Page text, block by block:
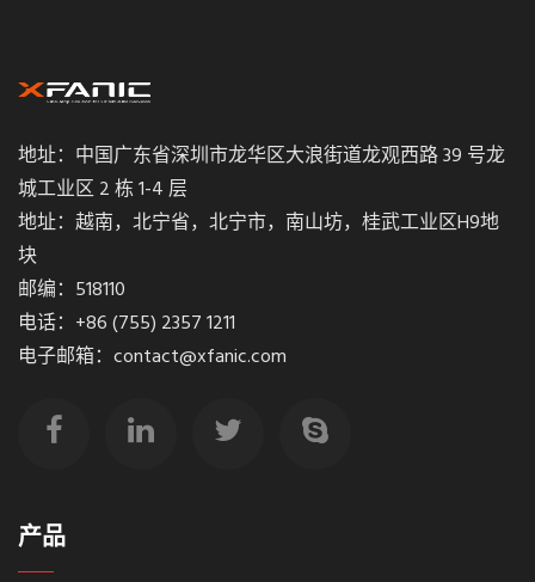
地址：中国广东省深圳市龙华区大浪街道龙观西路 39 号龙
城工业区 2 栋 1-4 层
地址：越南，北宁省，北宁市，南山坊，桂武工业区H9地
块
邮编：518110
电话：+86 (755) 2357 1211
电子邮箱：contact@xfanic.com
产品